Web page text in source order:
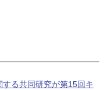
る共同研究が第15回キ